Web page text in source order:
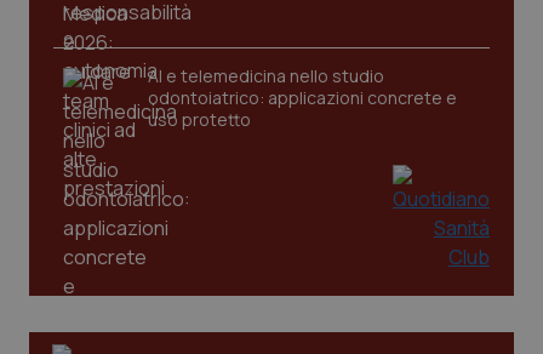
AI e telemedicina nello studio
odontoiatrico: applicazioni concrete e
uso protetto
www.quotidianosanita.it